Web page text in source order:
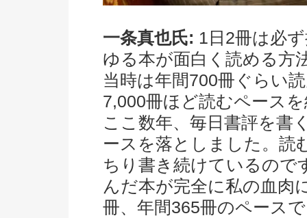
一条真也氏: 1日2冊は必
ゆる本が面白く読める方
当時は年間700冊ぐらい
7,000冊ほど読むペース
ここ数年、毎日書評を書
ースを落としました。読
ちり書き続けているので
んだ本が完全に私の血肉
冊、年間365冊のペース